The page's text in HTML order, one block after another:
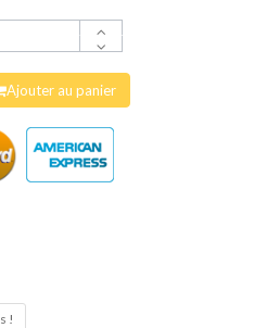
Ajouter au panier
!